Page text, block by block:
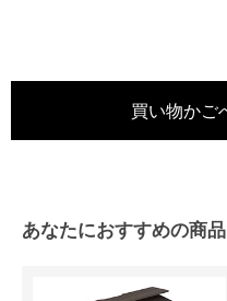
あなたにおすすめの商品